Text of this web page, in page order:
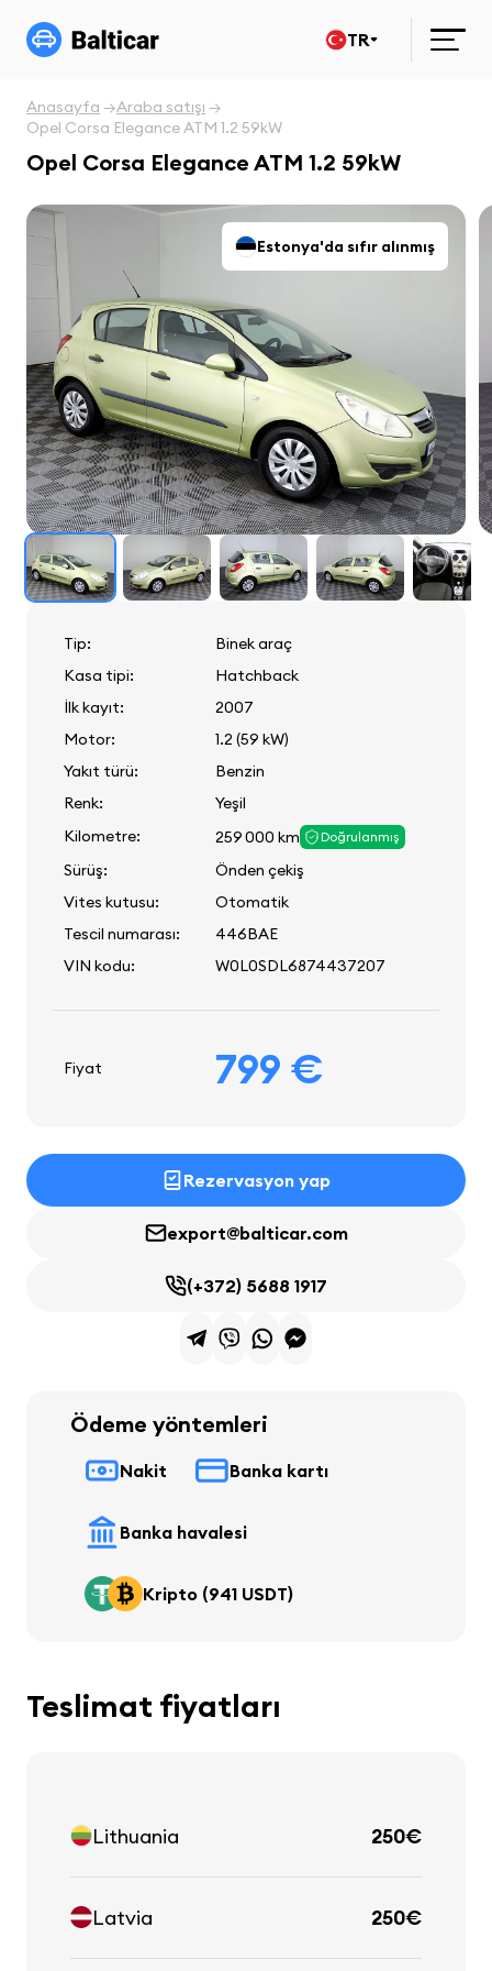
TR
Anasayfa
Araba satışı
Opel Corsa Elegance ATM 1.2 59kW
Opel Corsa Elegance ATM 1.2 59kW
Tip:
Binek araç
Kasa tipi:
Hatchback
İlk kayıt:
2007
Motor:
1.2 (59 kW)
Yakıt türü:
Benzin
Renk:
Yeşil
Kilometre:
259 000 km Doğrulanmış
Sürüş:
Önden çekiş
Vites kutusu:
Otomatik
Tescil numarası:
446BAE
VIN kodu:
W0L0SDL6874437207
Fiyat 799 €
Estonya'da sıfır alınmış
Rezervasyon yap
export@balticar.com
(+372) 5688 1917
Ödeme yöntemleri
Nakit Banka kartı
Banka havalesi
Kripto (941 USDT)
Teslimat fiyatları
Lithuania 250€
Latvia 250€